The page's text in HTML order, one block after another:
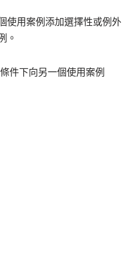
使用案例添加選擇性或例外
。
件下向另一個使用案例